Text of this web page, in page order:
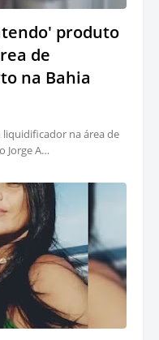
produto
de
na Bahia
na área de
Jorge A…